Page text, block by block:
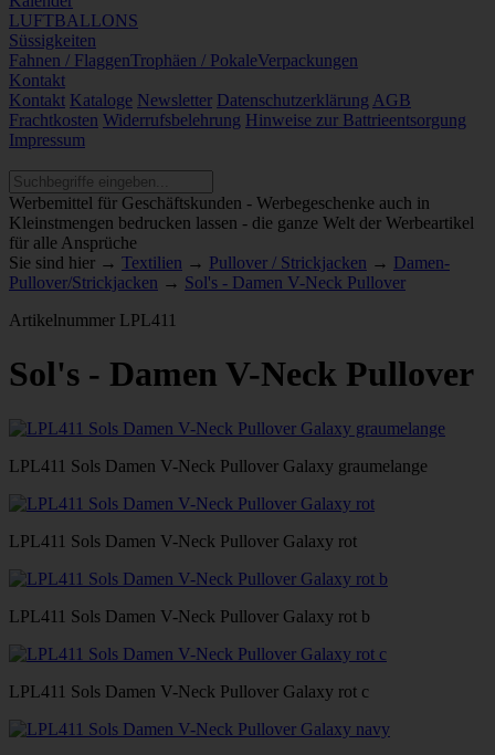
LUFTBALLONS
Süssigkeiten
Fahnen / FlaggenTrophäen / PokaleVerpackungen
Kontakt
Kontakt Kataloge Newsletter Datenschutzerklärung AGB
Frachtkosten Widerrufsbelehrung Hinweise zur Battrieentsorgung
Impressum
Werbemittel für Geschäftskunden - Werbegeschenke auch in
Kleinstmengen bedrucken lassen - die ganze Welt der Werbeartikel
für alle Ansprüche
Sie sind hier → Textilien → Pullover / Strickjacken → Damen-
Pullover/Strickjacken → Sol's - Damen V-Neck Pullover
Artikelnummer LPL411
Sol's - Damen V-Neck Pullover
LPL411 Sols Damen V-Neck Pullover Galaxy graumelange
LPL411 Sols Damen V-Neck Pullover Galaxy rot
LPL411 Sols Damen V-Neck Pullover Galaxy rot b
LPL411 Sols Damen V-Neck Pullover Galaxy rot c